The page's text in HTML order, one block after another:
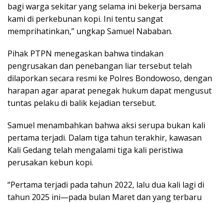
bagi warga sekitar yang selama ini bekerja bersama
kami di perkebunan kopi. Ini tentu sangat
memprihatinkan,” ungkap Samuel Nababan.
Pihak PTPN menegaskan bahwa tindakan
pengrusakan dan penebangan liar tersebut telah
dilaporkan secara resmi ke Polres Bondowoso, dengan
harapan agar aparat penegak hukum dapat mengusut
tuntas pelaku di balik kejadian tersebut.
Samuel menambahkan bahwa aksi serupa bukan kali
pertama terjadi. Dalam tiga tahun terakhir, kawasan
Kali Gedang telah mengalami tiga kali peristiwa
perusakan kebun kopi.
“Pertama terjadi pada tahun 2022, lalu dua kali lagi di
tahun 2025 ini—pada bulan Maret dan yang terbaru